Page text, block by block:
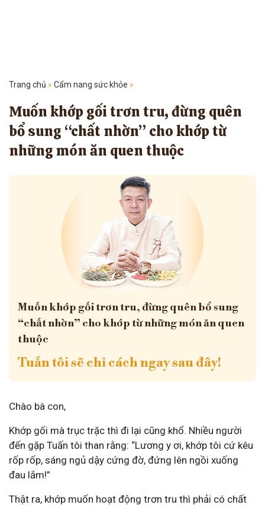
Trang chủ » Cẩm nang sức khỏe »
Muốn khớp gối trơn tru, đừng quên
bổ sung “chất nhờn” cho khớp từ
những món ăn quen thuộc
Muốn khớp gối trơn tru, đừng quên bổ sung
“chất nhờn” cho khớp từ những món ăn quen
thuộc
Tuấn tôi sẽ chỉ cách ngay sau đây!
Chào bà con,
Khớp gối mà trục trặc thì đi lại cũng khổ. Nhiều người
đến gặp Tuấn tôi than rằng: “Lương y ơi, khớp tôi cứ kêu
rốp rốp, sáng ngủ dậy cứng đờ, đứng lên ngồi xuống
đau lắm!”
Thật ra, khớp muốn hoạt động trơn tru thì phải có chất